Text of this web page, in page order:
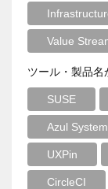
Value
ツール・製品名
SUSE
Azul
UXPin
CircleCI